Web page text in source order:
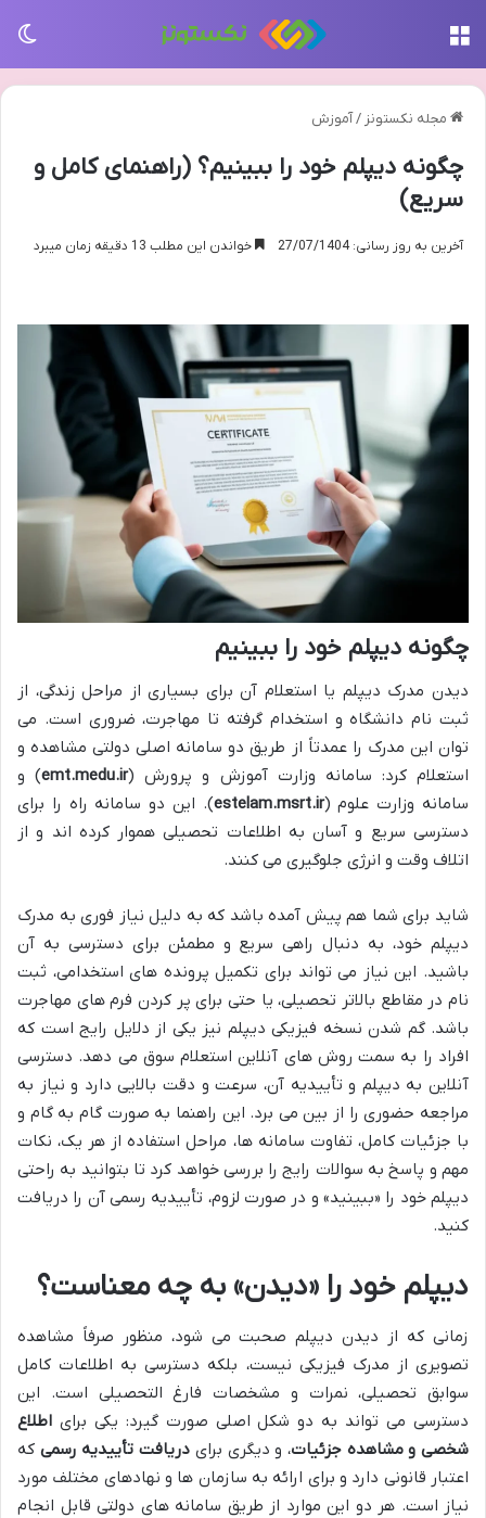
مجله نکستونز /آموزش
چگونه دیپلم خود را ببینیم؟ (راهنمای کامل و
سریع)
آخرین به روز رسانی: 27/07/1404 خواندن این مطلب 13 دقیقه زمان میبرد
چگونه دیپلم خود را ببینیم
دیدن مدرک دیپلم یا استعلام آن برای بسیاری از مراحل زندگی، از
ثبت نام دانشگاه و استخدام گرفته تا مهاجرت، ضروری است. می
توان این مدرک را عمدتاً از طریق دو سامانه اصلی دولتی مشاهده و
استعلام کرد: سامانه وزارت آموزش و پرورش (emt.medu.ir) و
سامانه وزارت علوم (estelam.msrt.ir). این دو سامانه راه را برای
دسترسی سریع و آسان به اطلاعات تحصیلی هموار کرده اند و از
اتلاف وقت و انرژی جلوگیری می کنند.
شاید برای شما هم پیش آمده باشد که به دلیل نیاز فوری به مدرک
دیپلم خود، به دنبال راهی سریع و مطمئن برای دسترسی به آن
باشید. این نیاز می تواند برای تکمیل پرونده های استخدامی، ثبت
نام در مقاطع بالاتر تحصیلی، یا حتی برای پر کردن فرم های مهاجرت
باشد. گم شدن نسخه فیزیکی دیپلم نیز یکی از دلایل رایج است که
افراد را به سمت روش های آنلاین استعلام سوق می دهد. دسترسی
آنلاین به دیپلم و تأییدیه آن، سرعت و دقت بالایی دارد و نیاز به
مراجعه حضوری را از بین می برد. این راهنما به صورت گام به گام و
با جزئیات کامل، تفاوت سامانه ها، مراحل استفاده از هر یک، نکات
مهم و پاسخ به سوالات رایج را بررسی خواهد کرد تا بتوانید به راحتی
دیپلم خود را «ببینید» و در صورت لزوم، تأییدیه رسمی آن را دریافت
کنید.
دیپلم خود را «دیدن» به چه معناست؟
زمانی که از دیدن دیپلم صحبت می شود، منظور صرفاً مشاهده
تصویری از مدرک فیزیکی نیست، بلکه دسترسی به اطلاعات کامل
سوابق تحصیلی، نمرات و مشخصات فارغ التحصیلی است. این
دسترسی می تواند به دو شکل اصلی صورت گیرد: یکی برای اطلاع
شخصی و مشاهده جزئیات، و دیگری برای دریافت تأییدیه رسمی که
اعتبار قانونی دارد و برای ارائه به سازمان ها و نهادهای مختلف مورد
نیاز است. هر دو این موارد از طریق سامانه های دولتی قابل انجام